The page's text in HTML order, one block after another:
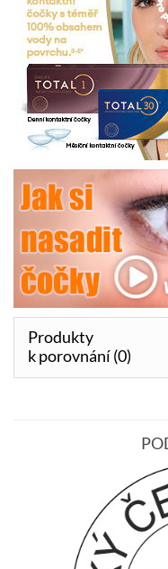
Produkty
k porovnání (0)